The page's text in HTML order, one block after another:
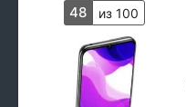
48 из 100